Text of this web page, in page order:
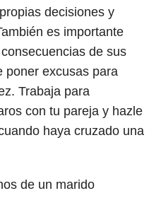
decisiones y
es importante
de sus
poner excusas para
Trabaja para
con tu pareja y hazle
haya cruzado una
de un marido